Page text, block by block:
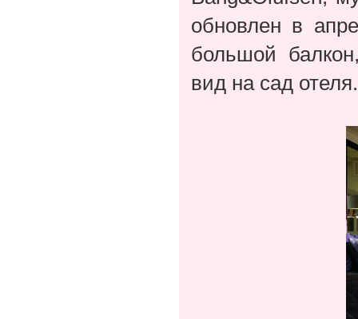
обновлен в
большой
вид на сад отеля.